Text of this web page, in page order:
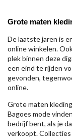
Grote maten
De laatste jaren is
online winkelen.
plek binnen deze
een eind te rijden
gevonden,
online.
Grote maten
Bagoes mode
bedrijf bent, als je
verkoopt.